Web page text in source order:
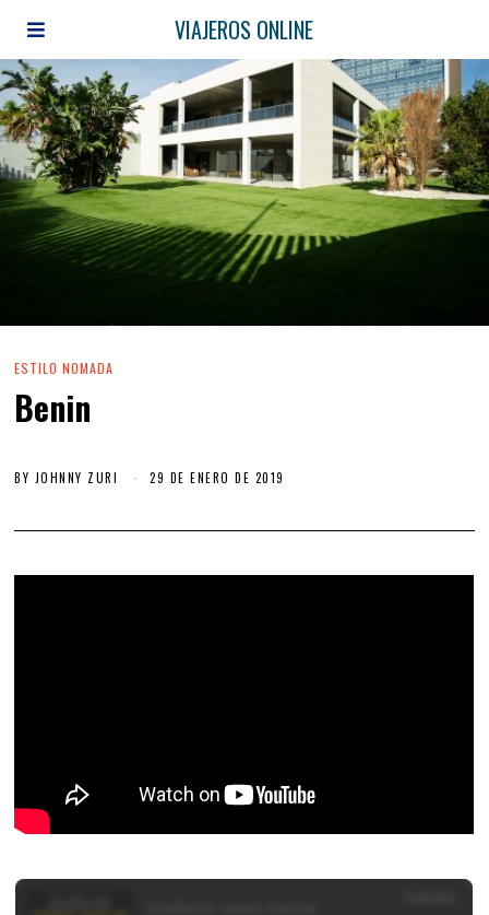
VIAJEROS ONLINE
ESTILO NOMADA
Benin
BY JOHNNY ZURI 29 DE ENERO DE 2019